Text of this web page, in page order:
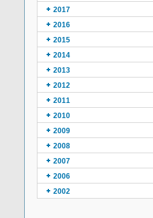
2017
2016
2015
2014
2013
2012
2011
2010
2009
2008
2007
2006
2002